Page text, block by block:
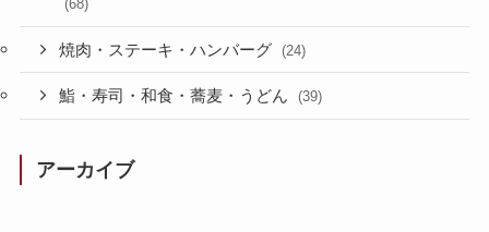
(68)
焼肉・ステーキ・ハンバーグ (24)
鮨・寿司・和食・蕎麦・うどん (39)
アーカイブ